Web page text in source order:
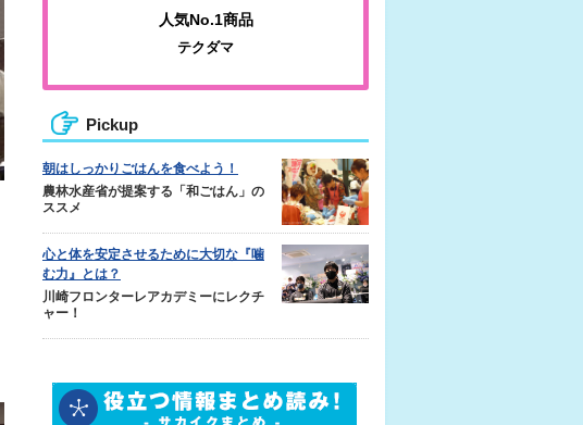
わかりやすい質問に沿って書ける
サカイクサッカーノート
Pickup
朝はしっかりごはんを食べよう！
農林水産省が提案する「和ごはん」の
ススメ
心と体を安定させるために大切な『噛
む力』とは？
川崎フロンターレアカデミーにレクチ
ャー！